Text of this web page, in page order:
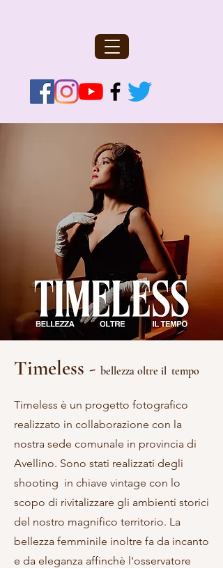
Timeless - bellezza oltre il tempo
Timeless è un progetto fotografico
realizzato in collaborazione con la
nostra sede comunale in provincia di
Avellino. Sono stati realizzati degli
shooting in chiave vintage con lo
scopo di rivitalizzare gli ambienti storici
del nostro magnifico territorio. La
bellezza femminile inoltre fa da incanto
e da eleganza affinchè l'osservatore